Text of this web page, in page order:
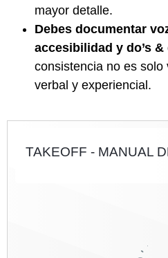
mayor detalle.
Debes documentar
accesibilidad y do’s &
consistencia no es solo
verbal y experiencial.